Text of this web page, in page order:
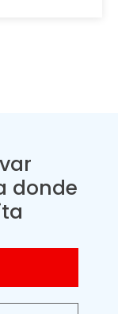
donde